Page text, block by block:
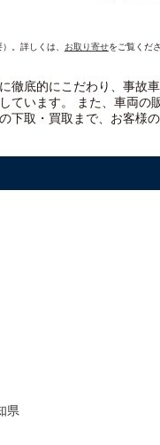
。詳しくは、 お取り寄せをご覧くださ
徹底的にこだわり、事故
ています。 また、車両の
下取・買取まで、お客様
県